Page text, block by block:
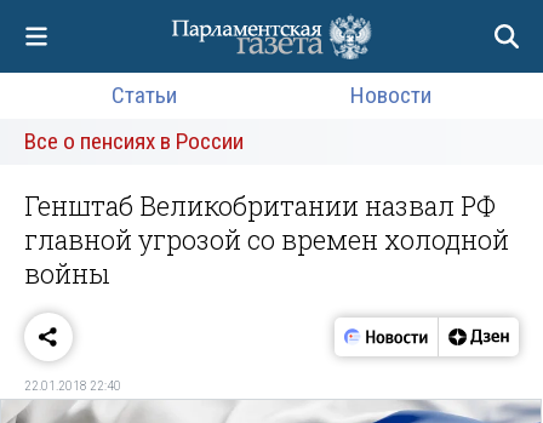
Статьи
Новости
Все о пенсиях в России
Генштаб Великобритании назвал РФ
главной угрозой со времен холодной
войны
22.01.2018 22:40